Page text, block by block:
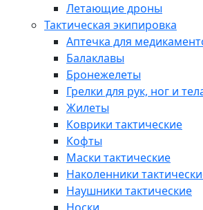
Летающие дроны
Тактическая экипировка
Аптечка для
Балаклавы
Бронежелеты
Грелки для рук, ног и
Жилеты
Коврики тактические
Кофты
Маски тактические
Наколенники
Наушники тактические